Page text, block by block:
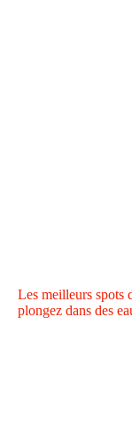
Les meilleurs spots
plongez dans des